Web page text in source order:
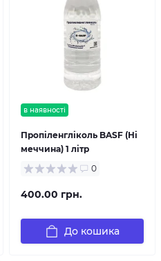
в наявності
Пропіленгліколь BASF (Ні
меччина) 1 літр
0
400.00 грн.
До кошика